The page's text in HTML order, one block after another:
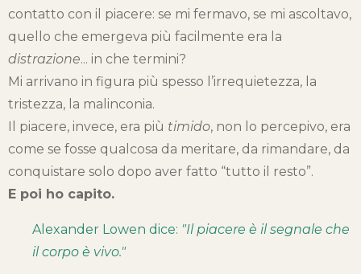
contatto con il piacere: se mi fermavo, se mi ascoltavo,
quello che emergeva più facilmente era la
distrazione... in che termini?
Mi arrivano in figura più spesso l’irrequietezza, la
tristezza, la malinconia.
Il piacere, invece, era più timido, non lo percepivo, era
come se fosse qualcosa da meritare, da rimandare, da
conquistare solo dopo aver fatto “tutto il resto”.
E poi ho capito.
Alexander Lowen dice: "Il piacere è il segnale che
il corpo è vivo."